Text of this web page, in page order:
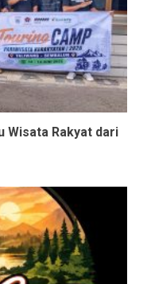
Wisata Rakyat dari